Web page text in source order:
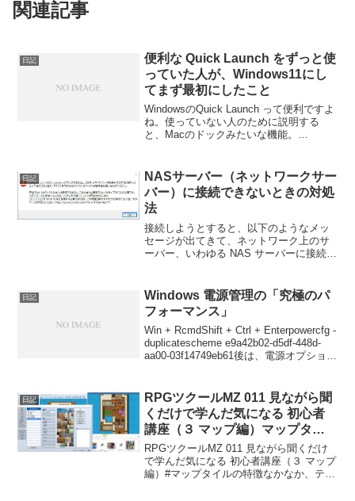
関連記事
日記
便利な Quick Launch をずっと使
っていた人が、Windows11にし
てまず最初にしたこと
WindowsのQuick Launch って便利ですよ
ね。使っていない人のために説明する
と、Macのドックみたいな機能。
で、同等の機能といえばランチャー機...
日記
NASサーバー（ネットワークサー
バー）に接続できないときの対処
法
接続しようとすると、以下のようなメッ
セージが出てきて、ネットワーク上のサ
ーバー、いわゆる NAS サーバーに接続で
セス許可がない可能性があります。アク
セス許可があるか...
日記
Windows 電源管理の「究極のパ
フォーマンス」
Win + RcmdShift + Ctrl + Enterpowercfg -
duplicatescheme e9a42b02-d5df-448d-
aa00-03f14749eb61後は、電源オプション
日記
RPGツクールMZ 011 見ながら聞
くだけで学んだ気になる 初心者
講座（３ マップ編）マップタイ
ルの特徴
RPGツクールMZ 011 見ながら聞くだけ
で学んだ気になる 初心者講座（３ マップ
編）#マップタイルの特徴なかなか、テン